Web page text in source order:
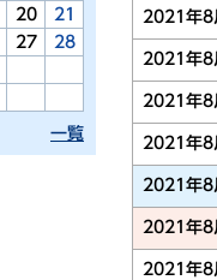
20
21
27
28
一覧
2021年8
2021年8
2021年8
2021年8
2021年8
2021年8
2021年8